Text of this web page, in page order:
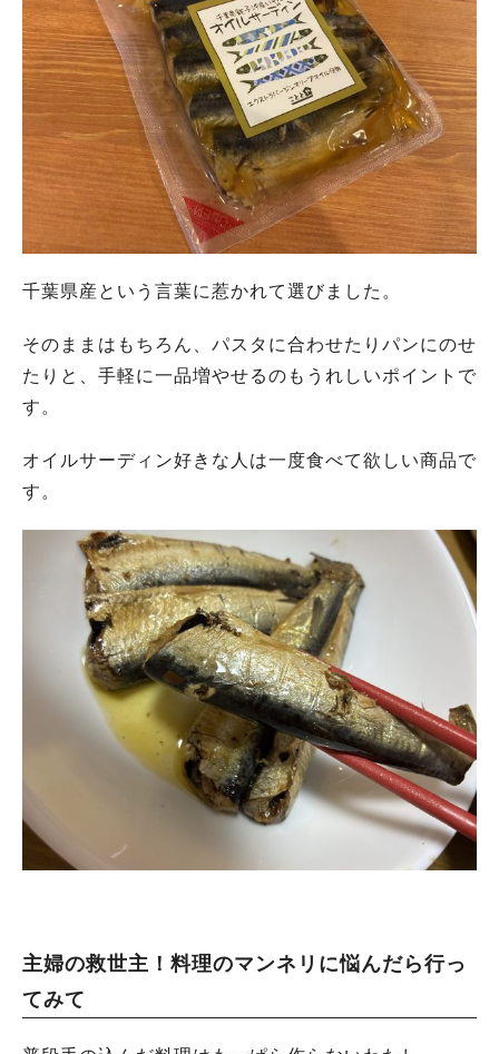
千葉県産という言葉に惹かれて選びました。
そのままはもちろん、パスタに合わせたりパンにのせ
たりと、手軽に一品増やせるのもうれしいポイントで
す。
オイルサーディン好きな人は一度食べて欲しい商品で
す。
主婦の救世主！料理のマンネリに悩んだら行っ
てみて